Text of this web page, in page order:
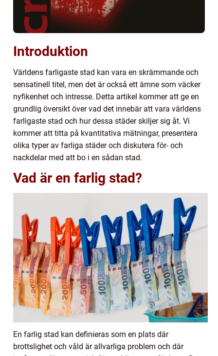
Introduktion
Världens farligaste stad kan vara en skrämmande och
sensatinell titel, men det är också ett ämne som väcker
nyfikenhet och intresse. Detta artikel kommer att ge en
grundlig översikt över vad det innebär att vara världens
farligaste stad och hur dessa städer skiljer sig åt. Vi
kommer att titta på kvantitativa mätningar, presentera
olika typer av farliga städer och diskutera för- och
nackdelar med att bo i en sådan stad.
Vad är en farlig stad?
En farlig stad kan definieras som en plats där
brottslighet och våld är allvarliga problem och där